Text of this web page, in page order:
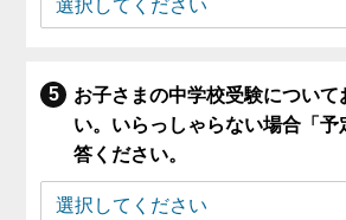
お子さまの中学校受験について
い。いらっしゃらない場合「予
答ください。